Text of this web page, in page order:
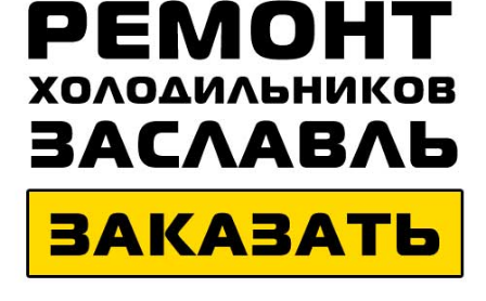
Работаем по регионам ×
Черноголовка Запрудная Подольск Краснозаводск
Пересвет Фосфоритный Воскресенск Луховицы
УЗНАТЬ ПОДРОБНЕЕ ×